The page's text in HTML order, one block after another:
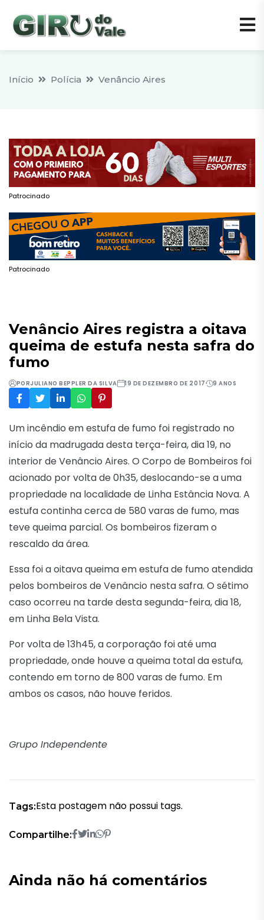
Início Polícia Venâncio Aires
Patrocinado
Patrocinado
Venâncio Aires registra a oitava
queima de estufa nesta safra do
fumo
PORJULIANO BEPPLER DA SILVA 19 DE DEZEMBRO DE 2017 9 ANOS
Um incêndio em estufa de fumo foi registrado no
início da madrugada desta terça-feira, dia 19, no
interior de Venâncio Aires. O Corpo de Bombeiros foi
acionado por volta de 0h35, deslocando-se a uma
propriedade na localidade de Linha Estância Nova. A
estufa continha cerca de 580 varas de fumo, mas
teve queima parcial. Os bombeiros fizeram o
rescaldo da área.
Essa foi a oitava queima em estufa de fumo atendida
pelos bombeiros de Venâncio nesta safra. O sétimo
caso ocorreu na tarde destasegunda-feira, dia 18,
em Linha Bela Vista.
Por volta de 13h45, a corporação foi até uma
propriedade, onde houve a queima total da estufa,
contendo em torno de 800 varas de fumo. Em
ambos os casos, não houve feridos.
Grupo Independente
Tags:Esta postagem não possui tags.
Compartilhe:
Ainda não há comentários